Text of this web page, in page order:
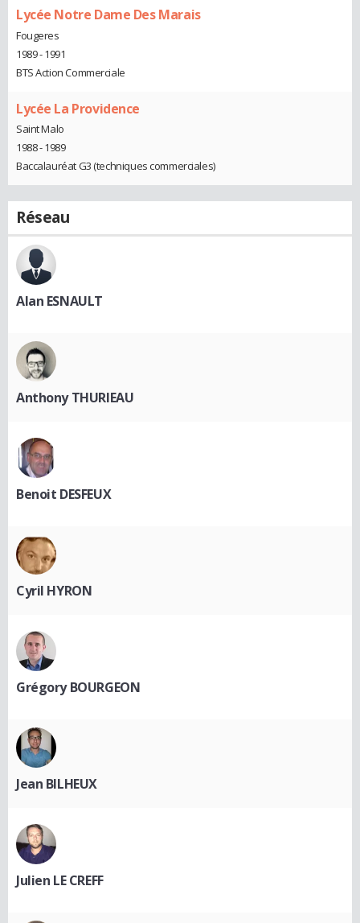
Lycée Notre Dame Des Marais
Fougeres
1989 - 1991
BTS Action Commerciale
Lycée La Providence
Saint Malo
1988 - 1989
Baccalauréat G3 (techniques commerciales)
Réseau
Alan ESNAULT
Anthony THURIEAU
Benoit DESFEUX
Cyril HYRON
Grégory BOURGEON
Jean BILHEUX
Julien LE CREFF